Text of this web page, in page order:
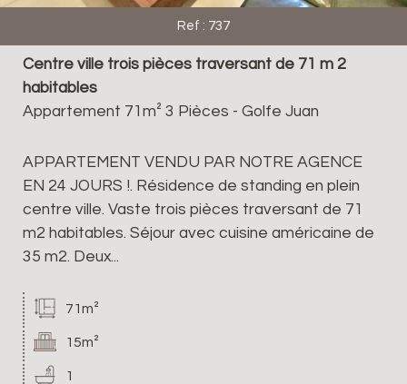
Ref : 737
Centre ville trois pièces traversant de 71 m 2
habitables
Appartement 71m² 3 Pièces - Golfe Juan
APPARTEMENT VENDU PAR NOTRE AGENCE
EN 24 JOURS !. Résidence de standing en plein
centre ville. Vaste trois pièces traversant de 71
m2 habitables. Séjour avec cuisine américaine de
35 m2. Deux...
71m²
15m²
1